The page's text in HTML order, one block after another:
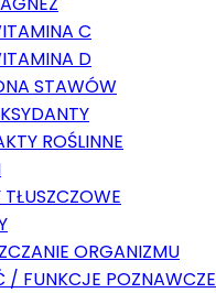
C
D
STAWÓW
ROŚLINNE
TŁUSZCZOWE
ORGANIZMU
/ FUNKCJE POZNAWCZE